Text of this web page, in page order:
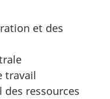
t
z
I
n
et des
travail
ressources